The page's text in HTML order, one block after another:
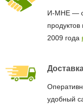
И-МНЕ —
2009 года
удобный